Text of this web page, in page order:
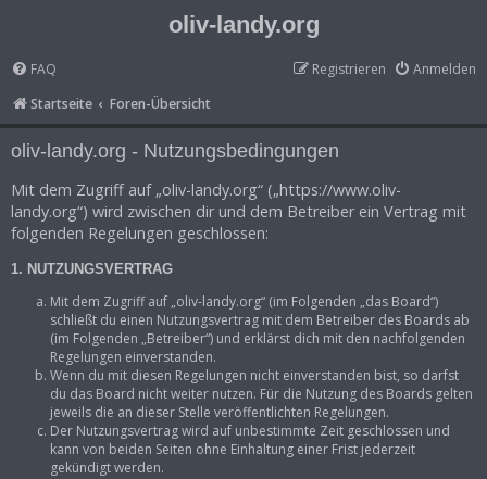
oliv-landy.org
FAQ Anmelden
Registrieren
Startseite
Foren-Übersicht
oliv-landy.org - Nutzungsbedingungen
Mit dem Zugriff auf „oliv-landy.org“ („https://www.oliv-
landy.org“) wird zwischen dir und dem Betreiber ein Vertrag mit
folgenden Regelungen geschlossen:
1. NUTZUNGSVERTRAG
Mit dem Zugriff auf „oliv-landy.org“ (im Folgenden „das Board“)
schließt du einen Nutzungsvertrag mit dem Betreiber des Boards ab
(im Folgenden „Betreiber“) und erklärst dich mit den nachfolgenden
Regelungen einverstanden.
Wenn du mit diesen Regelungen nicht einverstanden bist, so darfst
du das Board nicht weiter nutzen. Für die Nutzung des Boards gelten
jeweils die an dieser Stelle veröffentlichten Regelungen.
Der Nutzungsvertrag wird auf unbestimmte Zeit geschlossen und
kann von beiden Seiten ohne Einhaltung einer Frist jederzeit
gekündigt werden.